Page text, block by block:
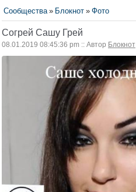
Сообщества » Блокнот » Фото
Согрей Сашу Грей
08.01.2019 08:45:36 pm :: Автор Блокнот